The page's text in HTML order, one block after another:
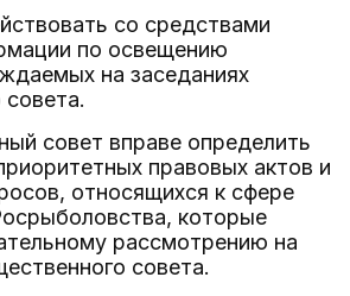
со средствами
по освещению
на заседаниях
совет вправе определить
правовых актов и
относящихся к сфере
которые
рассмотрению на
совета.